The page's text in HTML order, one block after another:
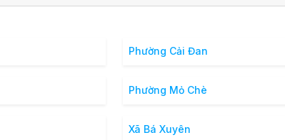
Phường Cải Đan
Phường Mỏ Chè
Xã Bá Xuyên